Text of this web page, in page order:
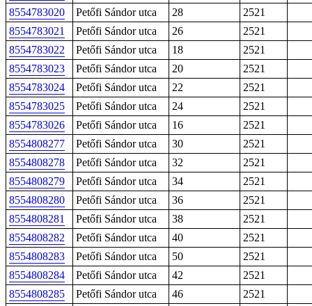
8554783020
Petőfi Sándor utca 28
2521
8554783021
Petőfi Sándor utca 26
2521
8554783022
Petőfi Sándor utca 18
2521
8554783023
Petőfi Sándor utca 20
2521
8554783024
Petőfi Sándor utca 22
2521
8554783025
Petőfi Sándor utca 24
2521
8554783026
Petőfi Sándor utca 16
2521
8554808277
Petőfi Sándor utca 30
2521
8554808278
Petőfi Sándor utca 32
2521
8554808279
Petőfi Sándor utca 34
2521
8554808280
Petőfi Sándor utca 36
2521
8554808281
Petőfi Sándor utca 38
2521
8554808282
Petőfi Sándor utca 40
2521
8554808283
Petőfi Sándor utca 50
2521
8554808284
Petőfi Sándor utca 42
2521
8554808285
Petőfi Sándor utca 46
2521